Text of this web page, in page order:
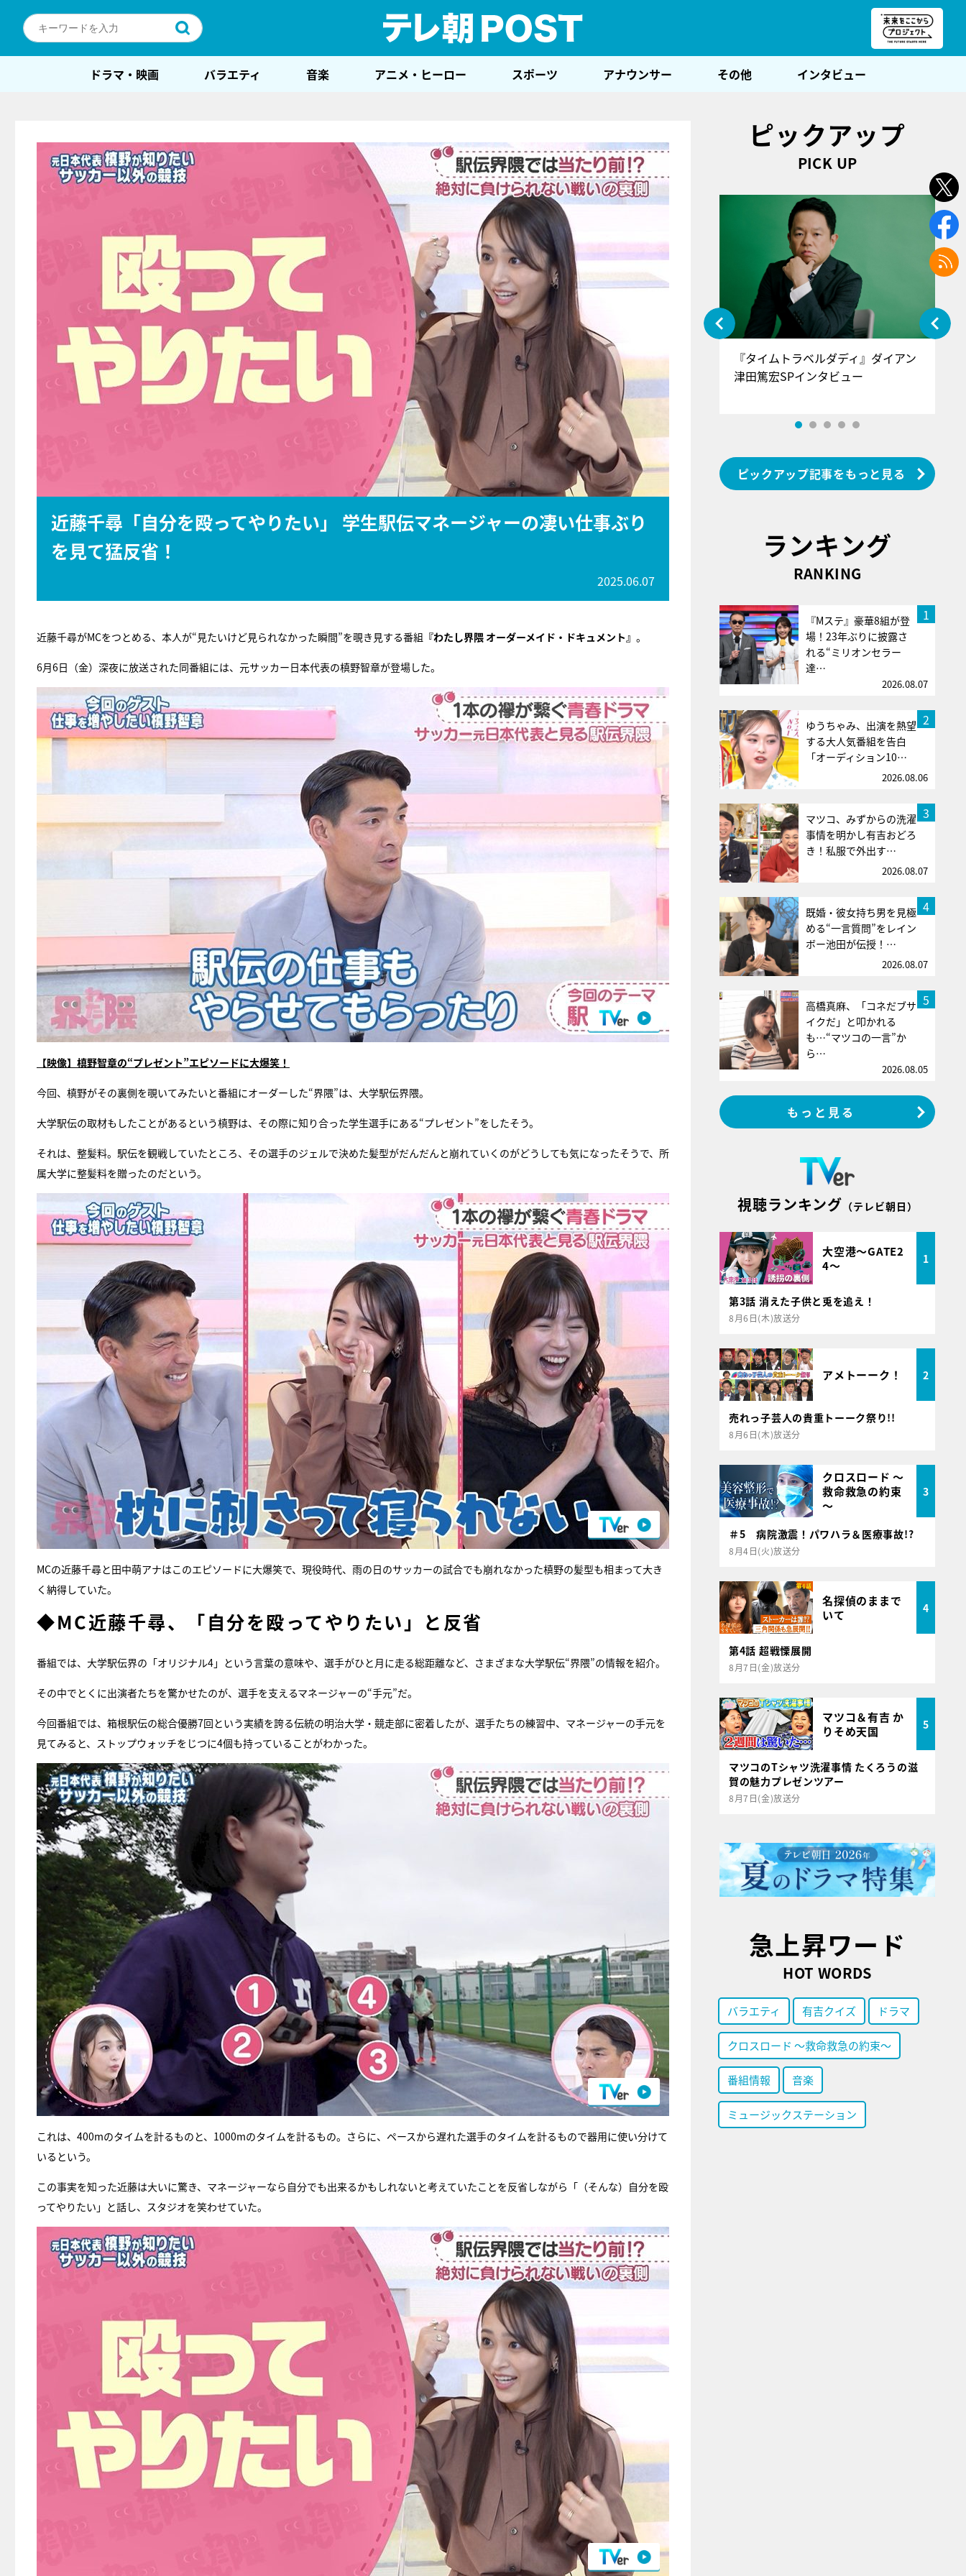
ドラマ・映画 バラエティ 音楽 アニメ・ヒーロー スポーツ アナウンサー その他 インタビュー
近藤千尋「自分を殴ってやりたい」 学生駅伝マネージャーの凄い仕事ぶり
を見て猛反省！
2025.06.07
近藤千尋がMCをつとめる、本人が“見たいけど見られなかった瞬間”を覗き見する番組 『わたし界隈 オーダーメイド・ドキュメント』 。
6月6日（金）深夜に放送された同番組には、元サッカー日本代表の槙野智章が登場した。
【映像】槙野智章の“プレゼント”エピソードに大爆笑！
今回、槙野がその裏側を覗いてみたいと番組にオーダーした“界隈”は、大学駅伝界隈。
大学駅伝の取材もしたことがあるという槙野は、その際に知り合った学生選手にある“プレゼント”をしたそう。
それは、整髪料。駅伝を観戦していたところ、その選手のジェルで決めた髪型がだんだんと崩れていくのがどうしても気になったそうで、所
属大学に整髪料を贈ったのだという。
MCの近藤千尋と田中萌アナはこのエピソードに大爆笑で、現役時代、雨の日のサッカーの試合でも崩れなかった槙野の髪型も相まって大き
く納得していた。
◆MC近藤千尋、「自分を殴ってやりたい」と反省
番組では、大学駅伝界の「オリジナル4」という言葉の意味や、選手がひと月に走る総距離など、さまざまな大学駅伝“界隈”の情報を紹介。
その中でとくに出演者たちを驚かせたのが、選手を支えるマネージャーの“手元”だ。
今回番組では、箱根駅伝の総合優勝7回という実績を誇る伝統の明治大学・競走部に密着したが、選手たちの練習中、マネージャーの手元を
見てみると、ストップウォッチをじつに4個も持っていることがわかった。
これは、400mのタイムを計るものと、1000mのタイムを計るもの。さらに、ペースから遅れた選手のタイムを計るもので器用に使い分けて
いるという。
この事実を知った近藤は大いに驚き、マネージャーなら自分でも出来るかもしれないと考えていたことを反省しながら「（そんな）自分を殴
ってやりたい」と話し、スタジオを笑わせていた。
ピックアップ
PICK UP
『アイ＝ラブ！げーみんぐ』＝LOV
E齋藤樹愛羅＆佐々木舞香SPインタ
ビュー
『タイムトラベルダディ』ダイアン
津田篤宏SPインタビュー
ピックアップ記事をもっと見る
ランキング
RANKING
1
『Mステ』豪華8組が登
場！23年ぶりに披露さ
れる“ミリオンセラー
達…
2026.08.07
2
ゆうちゃみ、出演を熱望
する大人気番組を告白
「オーディション10…
2026.08.06
3
マツコ、みずからの洗濯
事情を明かし有吉おどろ
き！私服で外出す…
2026.08.07
4
既婚・彼女持ち男を見極
める“一言質問”をレイン
ボー池田が伝授！…
2026.08.07
5
高橋真麻、「コネだブサ
イクだ」と叩かれる
も…“マツコの一言”か
ら…
2026.08.05
もっと見る
視聴ランキング （テレビ朝日）
大空港～GATE2
4～
1
第3話 消えた子供と兎を追え！
8月6日(木)放送分
アメトーーク！ 2
売れっ子芸人の貴重トーーク祭り!!
8月6日(木)放送分
クロスロード ～
救命救急の約束
～
3
＃5 病院激震！パワハラ＆医療事故!?
8月4日(火)放送分
名探偵のままで
いて
4
第4話 超戦慄展開
8月7日(金)放送分
マツコ＆有吉 か
りそめ天国
5
マツコのTシャツ洗濯事情 たくろうの滋
賀の魅力プレゼンツアー
8月7日(金)放送分
急上昇ワード
HOT WORDS
バラエティ 有吉クイズ ドラマ
クロスロード ～救命救急の約束～
番組情報 音楽
ミュージックステーション